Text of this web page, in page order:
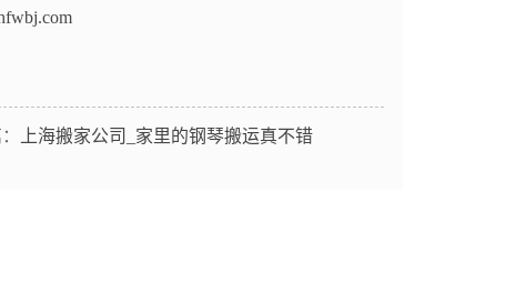
上海搬家公司_家里的钢琴搬运真不错